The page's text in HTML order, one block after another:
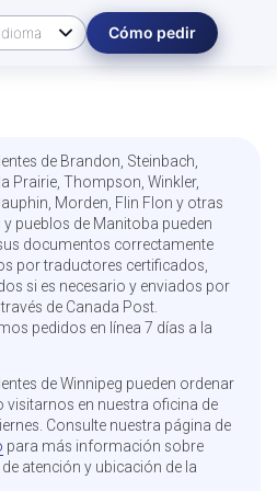
Cómo pedir
de Brandon, Steinbach,
Prairie, Thompson, Winkler,
Morden, Flin Flon y otras
y pueblos de Manitoba pueden
documentos correctamente
por traductores certificados,
si es necesario y enviados por
de Canada Post.
pedidos en línea 7 días a la
de Winnipeg pueden ordenar
visitarnos en nuestra oficina de
Consulte nuestra página de
para más información sobre
atención y ubicación de la